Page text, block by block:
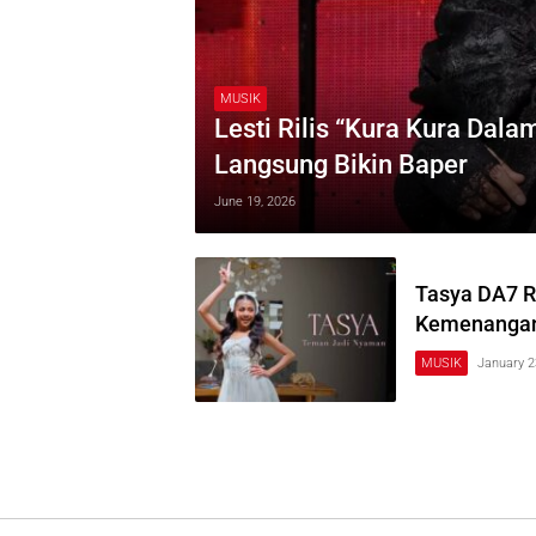
MUSIK
Lesti Rilis “Kura Kura
Langsung Bikin Baper
June 19, 2026
Tasya DA7
MUSIK January